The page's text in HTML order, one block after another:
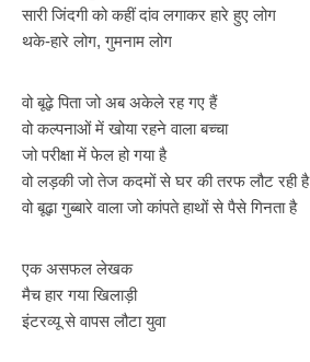
सारी जिंदगी को कहीं दांव लगाकर हारे हुए लोग
थके-हारे लोग, गुमनाम लोग
वो बूढ़े पिता जो अब अकेले रह गए हैं
वो कल्पनाओं में खोया रहने वाला बच्चा
जो परीक्षा में फेल हो गया है
वो लड़की जो तेज कदमों से घर की तरफ लौट रही है
वो बूढ़ा गुब्बारे वाला जो कांपते हाथों से पैसे गिनता है
एक असफल लेखक
मैच हार गया खिलाड़ी
इंटरव्यू से वापस लौटा युवा